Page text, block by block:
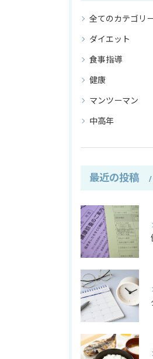
全てのカテゴリ
ダイエット
食事指導
健康
マンツーマン
中高年
最近の投稿